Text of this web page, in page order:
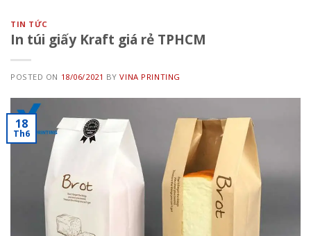
TIN TỨC
In túi giấy Kraft giá rẻ TPHCM
POSTED ON 18/06/2021 BYVINA PRINTING
18
Th6